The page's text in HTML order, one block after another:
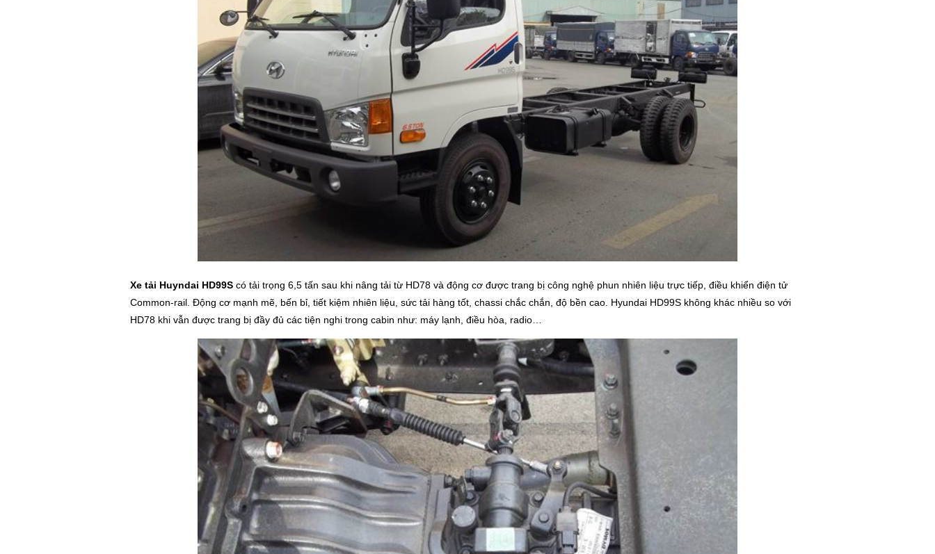
Xe tải Huyndai HD99S có tải trọng 6,5 tấn sau khi nâng tải từ HD78 và động cơ được trang bị công nghệ phun nhiên liệu trực tiếp, điều khiển điện tử
Common-rail. Động cơ mạnh mẽ, bến bỉ, tiết kiệm nhiên liệu, sức tải hàng tốt, chassi chắc chắn, độ bền cao. Hyundai HD99S không khác nhiều so với
HD78 khi vẫn được trang bị đầy đủ các tiện nghi trong cabin như: máy lạnh, điều hòa, radio…